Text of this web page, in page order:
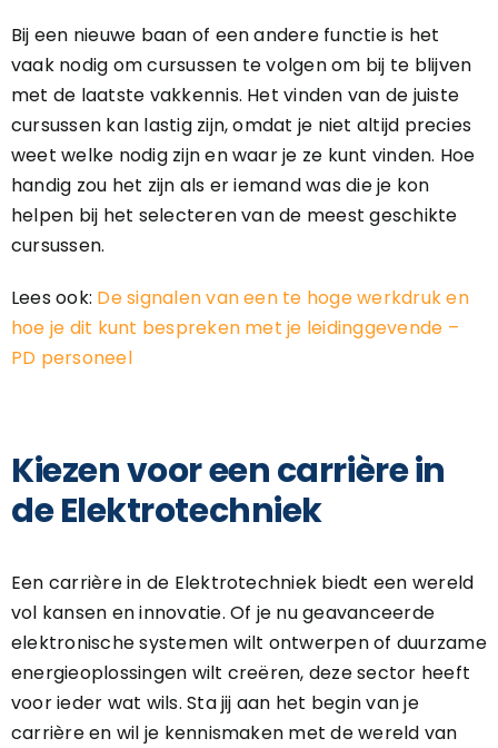
Bij een nieuwe baan of een andere functie is het
vaak nodig om cursussen te volgen om bij te blijven
met de laatste vakkennis. Het vinden van de juiste
cursussen kan lastig zijn, omdat je niet altijd precies
weet welke nodig zijn en waar je ze kunt vinden. Hoe
handig zou het zijn als er iemand was die je kon
helpen bij het selecteren van de meest geschikte
cursussen.
Lees ook: De signalen van een te hoge werkdruk en
hoe je dit kunt bespreken met je leidinggevende –
PD personeel
Kiezen voor een carrière in
de Elektrotechniek
Een carrière in de Elektrotechniek biedt een wereld
vol kansen en innovatie. Of je nu geavanceerde
elektronische systemen wilt ontwerpen of duurzame
energieoplossingen wilt creëren, deze sector heeft
voor ieder wat wils. Sta jij aan het begin van je
carrière en wil je kennismaken met de wereld van